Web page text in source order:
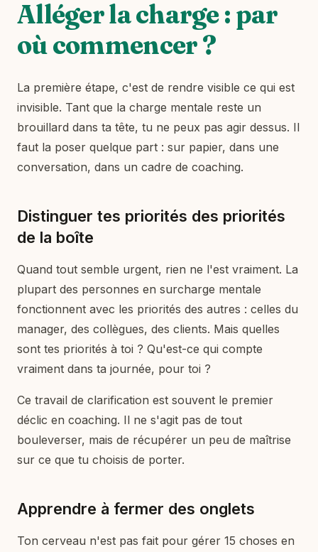
Alléger la charge : par
où commencer ?
La première étape, c'est de rendre visible ce qui est
invisible. Tant que la charge mentale reste un
brouillard dans ta tête, tu ne peux pas agir dessus. Il
faut la poser quelque part : sur papier, dans une
conversation, dans un cadre de coaching.
Distinguer tes priorités des priorités
de la boîte
Quand tout semble urgent, rien ne l'est vraiment. La
plupart des personnes en surcharge mentale
fonctionnent avec les priorités des autres : celles du
manager, des collègues, des clients. Mais quelles
sont tes priorités à toi ? Qu'est-ce qui compte
vraiment dans ta journée, pour toi ?
Ce travail de clarification est souvent le premier
déclic en coaching. Il ne s'agit pas de tout
bouleverser, mais de récupérer un peu de maîtrise
sur ce que tu choisis de porter.
Apprendre à fermer des onglets
Ton cerveau n'est pas fait pour gérer 15 choses en